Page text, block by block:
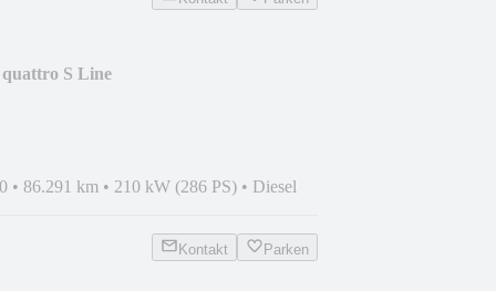
S Line
• 86.291 km • 210 kW (286 PS) • Diesel
Kontakt Parken